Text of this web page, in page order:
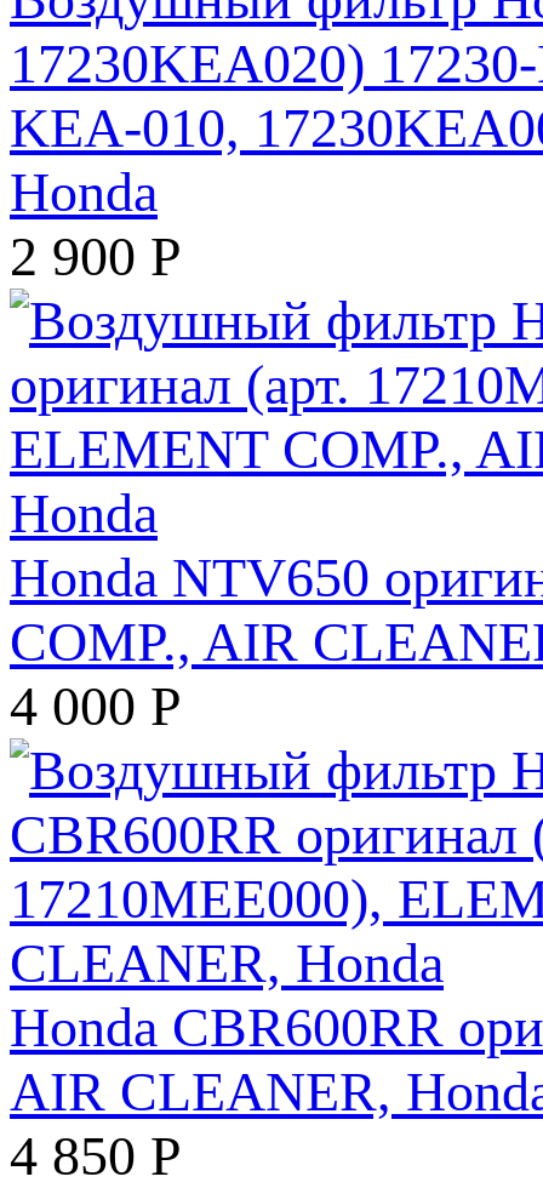
17230KEA020)
KEA-010,
Honda
2 900 Р
Honda NTV650
COMP., AIR
4 000 Р
Honda CBR600RR
AIR CLEANER,
4 850 Р